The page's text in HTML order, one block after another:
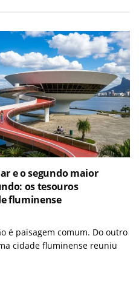
e o segundo maior
os tesouros
fluminense
é paisagem comum. Do outro
cidade fluminense reuniu